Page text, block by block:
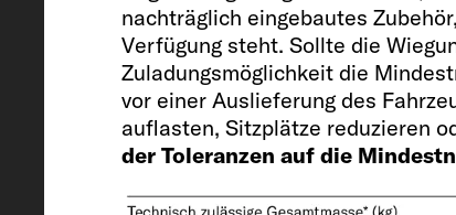
nachträglich eingebautes
Verfügung steht. Sollte die
Zuladungsmöglichkeit die
vor einer Auslieferung des
auflasten, Sitzplätze reduzieren
der Toleranzen auf die
Chassis / Motor / Leistung kW
Fiat Ducato / 2.2 / 103 (140)